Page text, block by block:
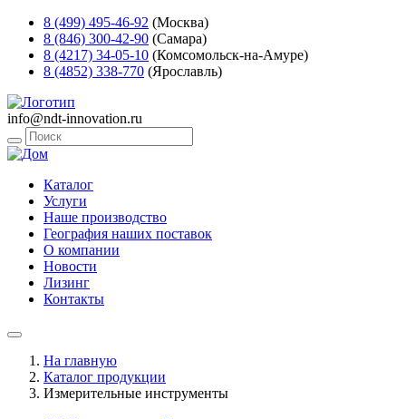
8 (499) 495-46-92 (Москва)
8 (846) 300-42-90 (Самара)
8 (4217) 34-05-10 (Комсомольск-на-Амуре)
8 (4852) 338-770 (Ярославль)
info@ndt-innovation.ru
Каталог
Услуги
Наше производство
География наших поставок
О компании
Новости
Лизинг
Контакты
На главную
Каталог продукции
Измерительные инструменты